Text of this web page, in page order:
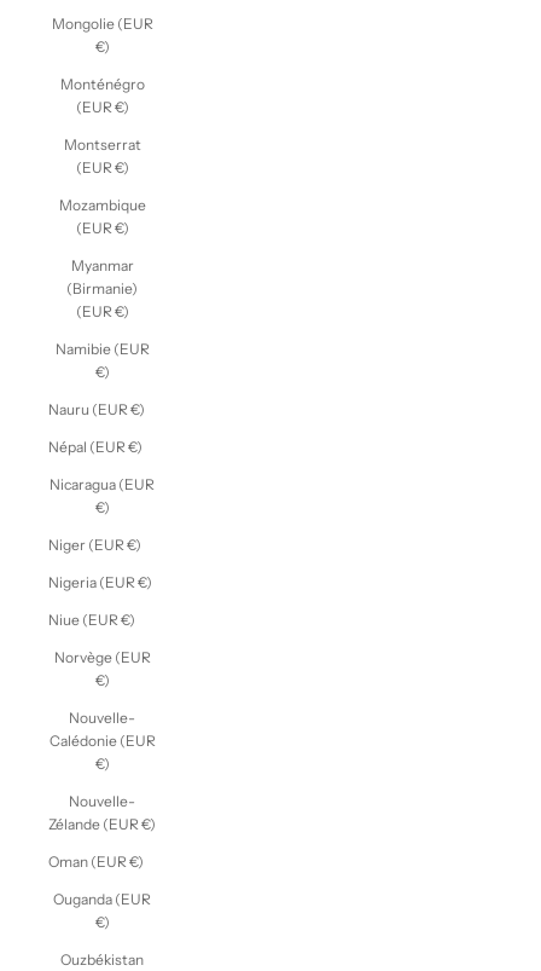
Mongolie (EUR
€)
Monténégro
(EUR €)
Montserrat
(EUR €)
Mozambique
(EUR €)
Myanmar
(Birmanie)
(EUR €)
Namibie (EUR
€)
Nauru (EUR €)
Népal (EUR €)
Nicaragua (EUR
€)
Niger (EUR €)
Nigeria (EUR €)
Niue (EUR €)
Norvège (EUR
€)
Nouvelle-
Calédonie (EUR
€)
Nouvelle-
Zélande (EUR €)
Oman (EUR €)
Ouganda (EUR
€)
Ouzbékistan